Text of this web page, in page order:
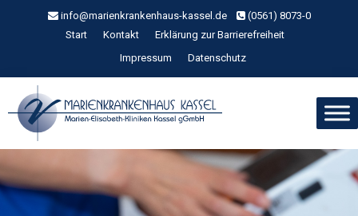
info@marienkrankenhaus-kassel.de
(0561) 8073-0
Start
Kontakt
Erklärung zur Barrierefreiheit
Impressum
Datenschutz